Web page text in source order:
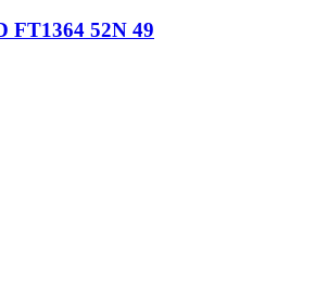
FT1364 52N 49